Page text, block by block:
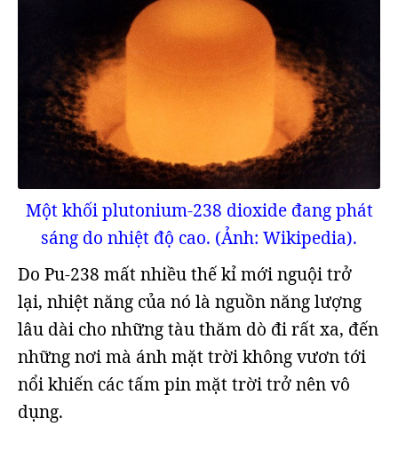
Một khối plutonium-238 dioxide đang phát
sáng do nhiệt độ cao. (Ảnh: Wikipedia).
Do Pu-238 mất nhiều thế kỉ mới nguội trở
lại, nhiệt năng của nó là nguồn năng lượng
lâu dài cho những tàu thăm dò đi rất xa, đến
những nơi mà ánh mặt trời không vươn tới
nổi khiến các tấm pin mặt trời trở nên vô
dụng.